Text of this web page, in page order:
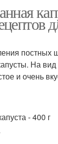
постных
На
и очень
- 400 г